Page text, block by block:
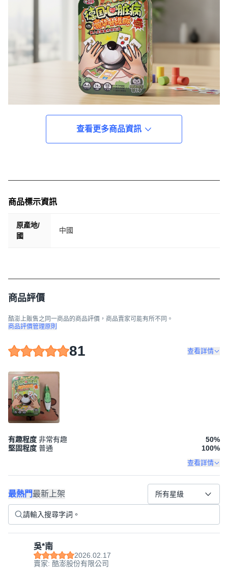
查看更多商品資訊
商品標示資訊
原產地/
國
中國
商品評價
酷澎上販售之同一商品的商品評價，商品賣家可能有所不同。
商品評價管理原則
81 查看詳情
有趣程度 非常有趣 50%
堅固程度 普通 100%
查看詳情
最熱門最新上架 所有星級
吳*南
2026.02.17
賣家: 酷澎股份有限公司